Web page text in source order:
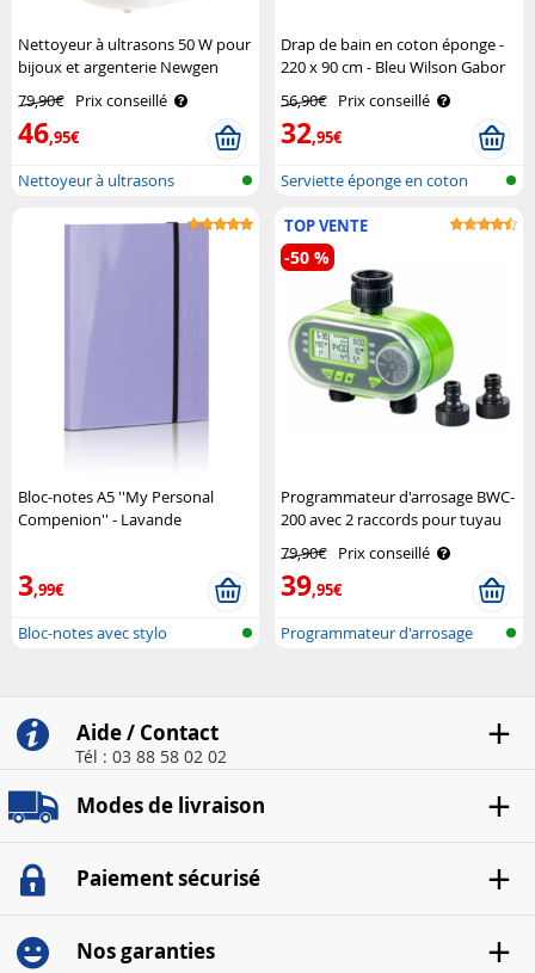
Nettoyeur à ultrasons 50 W pour
bijoux et argenterie Newgen
79,90€ Prix conseillé
46,95€
Nettoyeur à ultrasons
Drap de bain en coton éponge -
220 x 90 cm - Bleu Wilson Gabor
56,90€ Prix conseillé
32,95€
Serviette éponge en coton
Bloc-notes A5 ''My Personal
Compenion'' - Lavande
3,99€
Bloc-notes avec stylo
TOP VENTE
Programmateur d'arrosage BWC-
200 avec 2 raccords pour tuyau
79,90€ Prix conseillé
39,95€
-50 %
Programmateur d'arrosage
Aide / Contact
Tél : 03 88 58 02 02
Modes de livraison
Paiement sécurisé
Nos garanties